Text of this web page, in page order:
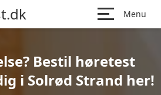
Menu
Bestil høretest
i Solrød Strand her!